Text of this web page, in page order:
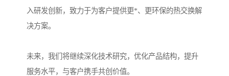
入研发创新，致力于为客户提供更*、更环保的热交换解
决方案。
未来，我们将继续深化技术研究，优化产品结构，提升
服务水平，与客户携手共创价值。